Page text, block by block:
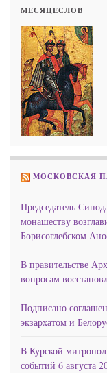
МЕСЯЦЕСЛОВ
МОСКОВСКАЯ
Председатель
монашеству
Борисоглебском
В правительстве
вопросам
Подписано
экзархатом и
В Курской
событий 6 августа